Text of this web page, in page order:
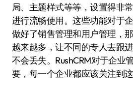
局、主题样式等等，设置得非
进行流畅使用。这些功能对于
做好了销售管理和用户管理，
越来越多，让不同的专人去跟
不会丢失。RushCRM对于企业
要，每一个企业都应该关注到这